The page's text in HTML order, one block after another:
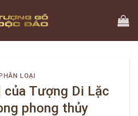
LOẠI
Tượng Di Lặc
phong thủy